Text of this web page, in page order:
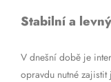
Stabilní a
V dnešní době je
opravdu nutné